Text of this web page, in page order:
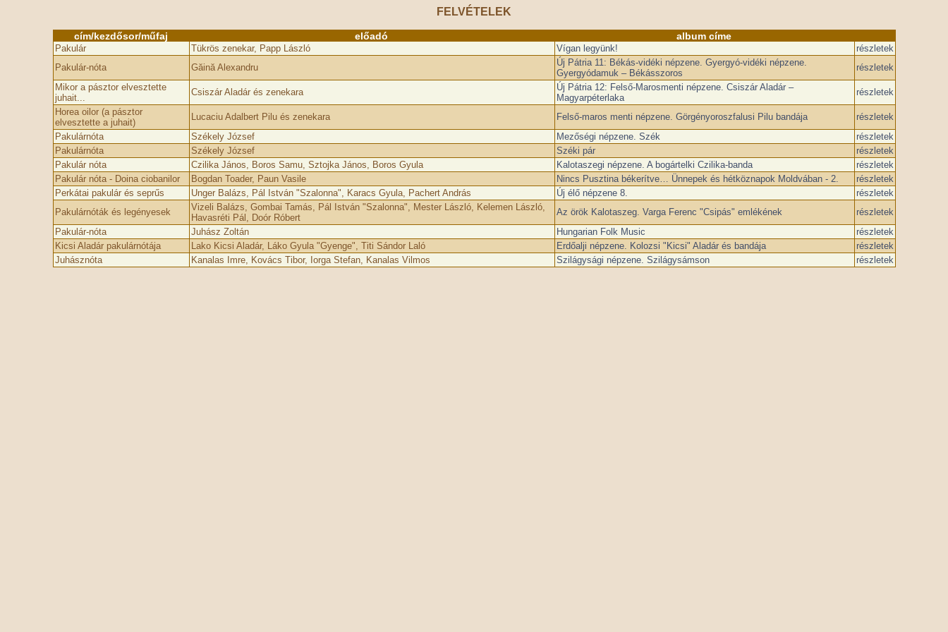
FELVÉTELEK
cím/kezdősor/műfaj előadó album címe
Pakulár Tükrös zenekar, Papp László Vígan legyünk!
részletek
Pakulár-nóta
Găină Alexandru
Új Pátria 11: Békás-vidéki népzene. Gyergyó-vidéki népzene.
Gyergyódamuk – Békásszoros
részletek
Mikor a pásztor elvesztette
juhait...
Csiszár Aladár és zenekara
Új Pátria 12: Felső-Marosmenti népzene. Csiszár Aladár –
Magyarpéterlaka
részletek
Horea oilor (a pásztor
elvesztette a juhait)
Lucaciu Adalbert Pilu és zenekara Felső-maros menti népzene. Görgényoroszfalusi Pilu bandája
részletek
Pakulárnóta
Székely József Mezőségi népzene. Szék
részletek
Pakulárnóta
Székely József Széki pár
részletek
Pakulár nóta
Czilika János, Boros Samu, Sztojka János, Boros Gyula Kalotaszegi népzene. A bogártelki Czilika-banda
részletek
Pakulár nóta - Doina ciobanilor
Bogdan Toader, Paun Vasile Nincs Pusztina békerítve… Ünnepek és hétköznapok Moldvában - 2.
részletek
Perkátai pakulár és seprűs
Unger Balázs, Pál István "Szalonna", Karacs Gyula, Pachert András Új élő népzene 8.
részletek
Pakulárnóták és legényesek
Vizeli Balázs, Gombai Tamás, Pál István "Szalonna", Mester László, Kelemen László,
Havasréti Pál, Doór Róbert
Az örök Kalotaszeg. Varga Ferenc "Csipás" emlékének
részletek
Pakulár-nóta
Juhász Zoltán Hungarian Folk Music
részletek
Kicsi Aladár pakulárnótája
Lako Kicsi Aladár, Láko Gyula "Gyenge", Titi Sándor Laló Erdőalji népzene. Kolozsi "Kicsi" Aladár és bandája
részletek
Juhásznóta
Kanalas Imre, Kovács Tibor, Iorga Stefan, Kanalas Vilmos Szilágysági népzene. Szilágysámson részletek